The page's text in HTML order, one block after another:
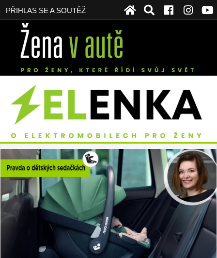
PŘIHLAS SE A SOUTĚŽ